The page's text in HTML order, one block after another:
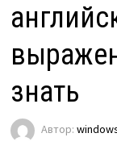
знать
Автор: